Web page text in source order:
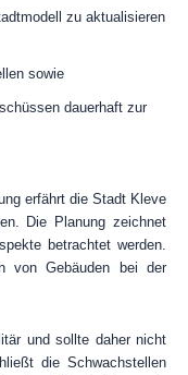
zu aktualisieren
sowie
dauerhaft zur
erfährt die Stadt Kleve
Die Planung zeichnet
betrachtet werden.
von Gebäuden bei der
und sollte daher nicht
die Schwachstellen